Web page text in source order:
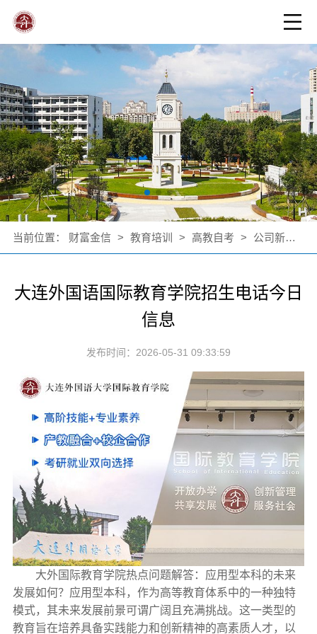
当前位置： 财富金信 > 教育培训 > 高教自考 > 公司新闻
大连外国语国际教育学院招生电话今日
信息
发布时间：2026-05-31 09:33:59
大外国际教育学院热点问题解答：应用型本科的未来
发展如何？应用型本科，作为高等教育体系中的一种独特
模式，其未来发展前景可谓广阔且充满挑战。这一类型的
教育旨在培养具备实践能力和创新精神的高素质人才，以